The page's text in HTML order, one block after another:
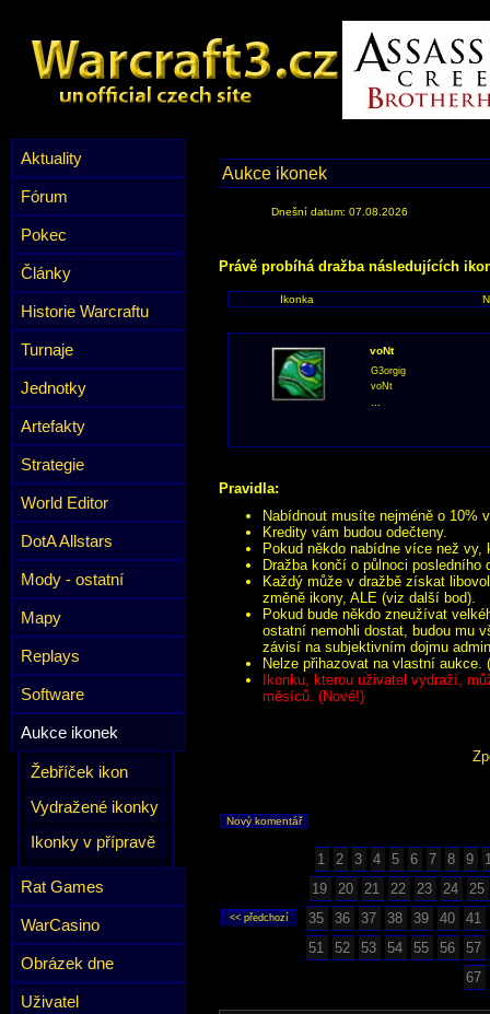
Aktuality
Fórum
Pokec
Články
Historie Warcraftu
Turnaje
Jednotky
Artefakty
Strategie
World Editor
DotA Allstars
Mody - ostatní
Mapy
Replays
Software
Aukce ikonek
Žebříček ikon
Vydražené ikonky
Ikonky v přípravě
Rat Games
WarCasino
Obrázek dne
Uživatel
Aukce ikonek
Dnešní datum: 07.08.2026
Právě probíhá dražba následujících
Ikonka
voNt
G3orgig
voNt
Pravidla:
Nabídnout musíte nejméně o
Kredity vám budou odečteny.
Pokud někdo nabídne více než
Dražba končí o půlnoci posledního
Každý může v dražbě získat
změně ikony, ALE (viz další bod).
Pokud bude někdo zneužívat
ostatní nemohli dostat, budou mu
závisí na subjektivním dojmu
Nelze přihazovat na vlastní aukce.
Ikonku, kterou uživatel vydraží,
měsíců. (Nové!)
Nový komentář
1 2 3 4 5 6 7 8 9
19
20 21 22 23 24
25
35
36 37 38 39 40
41
51
52 53 54 55 56
57
67